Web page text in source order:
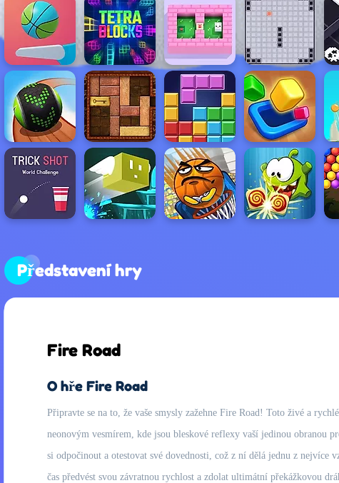
Představení hry
Fire Road
O hře Fire Road
Připravte se na to, že vaše smysly zažehne Fire Road! Toto živé a
neonovým vesmírem, kde jsou bleskové reflexy vaší jedinou obranou
si odpočinout a otestovat své dovednosti, což z ní dělá jednu z nejvíce
čas předvést svou závratnou rychlost a zdolat ultimátní překážkovou